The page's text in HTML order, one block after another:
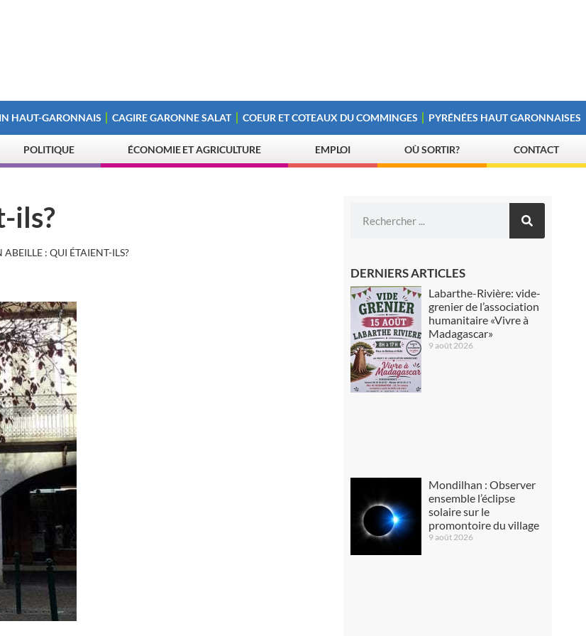
HAUT-GARONNAIS CAGIRE GARONNE SALAT COEUR ET COTEAUX DU COMMINGES PYRÉNÉES HAUT GARONNAISES
POLITIQUE ÉCONOMIE ET AGRICULTURE EMPLOI OÙ SORTIR? CONTACT
ils?
: QUI ÉTAIENT-ILS?
DERNIERS ARTICLES
Labarthe-Rivière: vide-
grenier de l’association
humanitaire «Vivre à
Madagascar»
9 août 2026
Mondilhan : Observer
ensemble l’éclipse
solaire sur le
promontoire du village
9 août 2026